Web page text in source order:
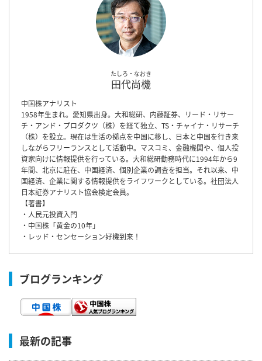
たしろ・なおき
田代尚機
中国株アナリスト
1958年生まれ。愛知県出身。大和総研、内藤証券、リード・リサー
チ・アンド・プロダクツ（株）を経て独立、TS・チャイナ・リサーチ
（株）を設立。現在は生活の拠点を中国に移し、日本と中国を行き来
しながらフリーランスとして活動中。マスコミ、金融機関や、個人投
資家向けに情報提供を行っている。大和総研勤務時代に1994年から9
年間、北京に駐在、中国経済、個別企業の調査を担当。それ以来、中
国経済、企業に関する情報提供をライフワークとしている。社団法人
日本証券アナリスト協会検定会員。
【著書】
・人民元投資入門
・中国株「黄金の10年」
・レッド・センセーション好機到来！
ブログランキング
最新の記事